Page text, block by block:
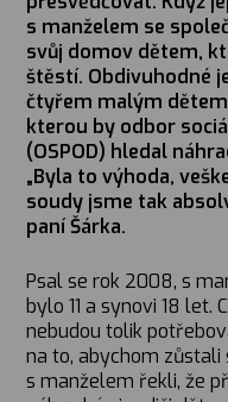
s manželem se
svůj domov dětem,
štěstí. Obdivuhodné
čtyřem malým
kterou by odbor
(OSPOD) hledal
„Byla to výhoda,
soudy jsme tak
paní Šárka.
Psal se rok 2008, s
bylo 11 a synovi 18 let.
nebudou tolik
na to, abychom zůstali
s manželem řekli, že